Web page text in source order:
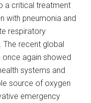
a critical treatment
with pneumonia and
respiratory
The recent global
once again showed
systems and
source of oxygen
emergency